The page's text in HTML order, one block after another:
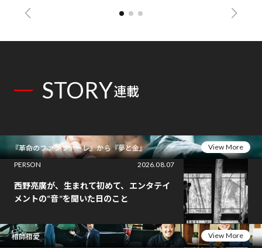
STORY連載
『革命のファンファーレ』から『夢と金』
View More
PERSON
2026.08.07
西野亮廣が、生まれて初めて、エンタテイ
メントの“音”を聞いた日のこと
相師相愛
View More